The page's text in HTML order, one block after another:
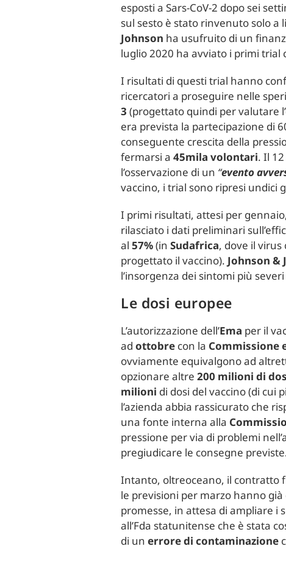
esposti a Sars-CoV-2 dopo sei
sul sesto è stato rinvenuto solo a
Johnson ha usufruito di un
luglio 2020 ha avviato i primi trial
I risultati di questi trial hanno
ricercatori a proseguire nelle
3 (progettato quindi per valutare
era prevista la partecipazione di
conseguente crescita della
fermarsi a45mila volontari. Il
l’osservazione di un “evento
vaccino, i trial sono ripresi undici
I primi risultati, attesi per
rilasciato i dati preliminari
al57%(inSudafrica, dove il
progettato il vaccino). Johnson &
l’insorgenza dei sintomi più
Le dosi europee
L’autorizzazione dell’Ema per il
adottobre con la Commissione
ovviamente equivalgono ad
opzionare altre200 milioni di
milioni di dosi del vaccino (di cui
l’azienda abbia rassicurato che
una fonte interna alla
pressione per via di problemi
pregiudicare le consegne
Intanto, oltreoceano, il contratto
le previsioni per marzo hanno
promesse, in attesa di ampliare i
all’Fda statunitense che è stata
di unerrore di contaminazione